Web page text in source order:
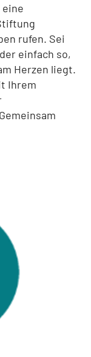
rufen. Sei
einfach so,
Herzen liegt.
Ihrem